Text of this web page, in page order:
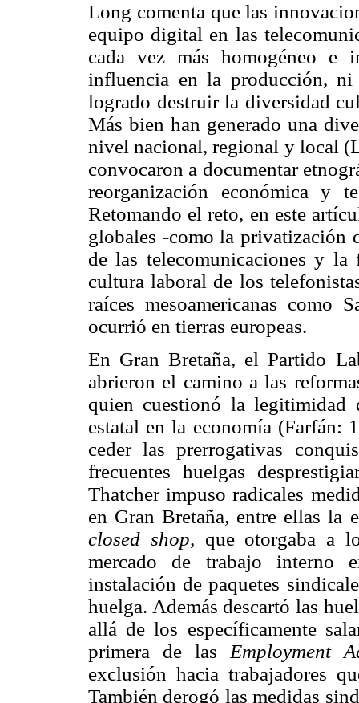
Long comenta que las
equipo digital en las
cada vez más homogéneo e
influencia en la producción, ni
logrado destruir la diversidad
Más bien han generado una
nivel nacional, regional y local
convocaron a documentar
reorganización económica y
Retomando el reto, en este
globales -como la privatización
de las telecomunicaciones y
cultura laboral de los
raíces mesoamericanas como
ocurrió en tierras europeas.
En Gran Bretaña, el Partido
abrieron el camino a las
quien cuestionó la legitimidad
estatal en la economía (Farfán:
ceder las prerrogativas
frecuentes huelgas
Thatcher impuso radicales
en Gran Bretaña, entre ellas la
closed shop, que otorgaba a
mercado de trabajo interno
instalación de paquetes
huelga. Además descartó las
allá de los específicamente
primera de lasEmployment
exclusión hacia trabajadores
También derogó las medidas